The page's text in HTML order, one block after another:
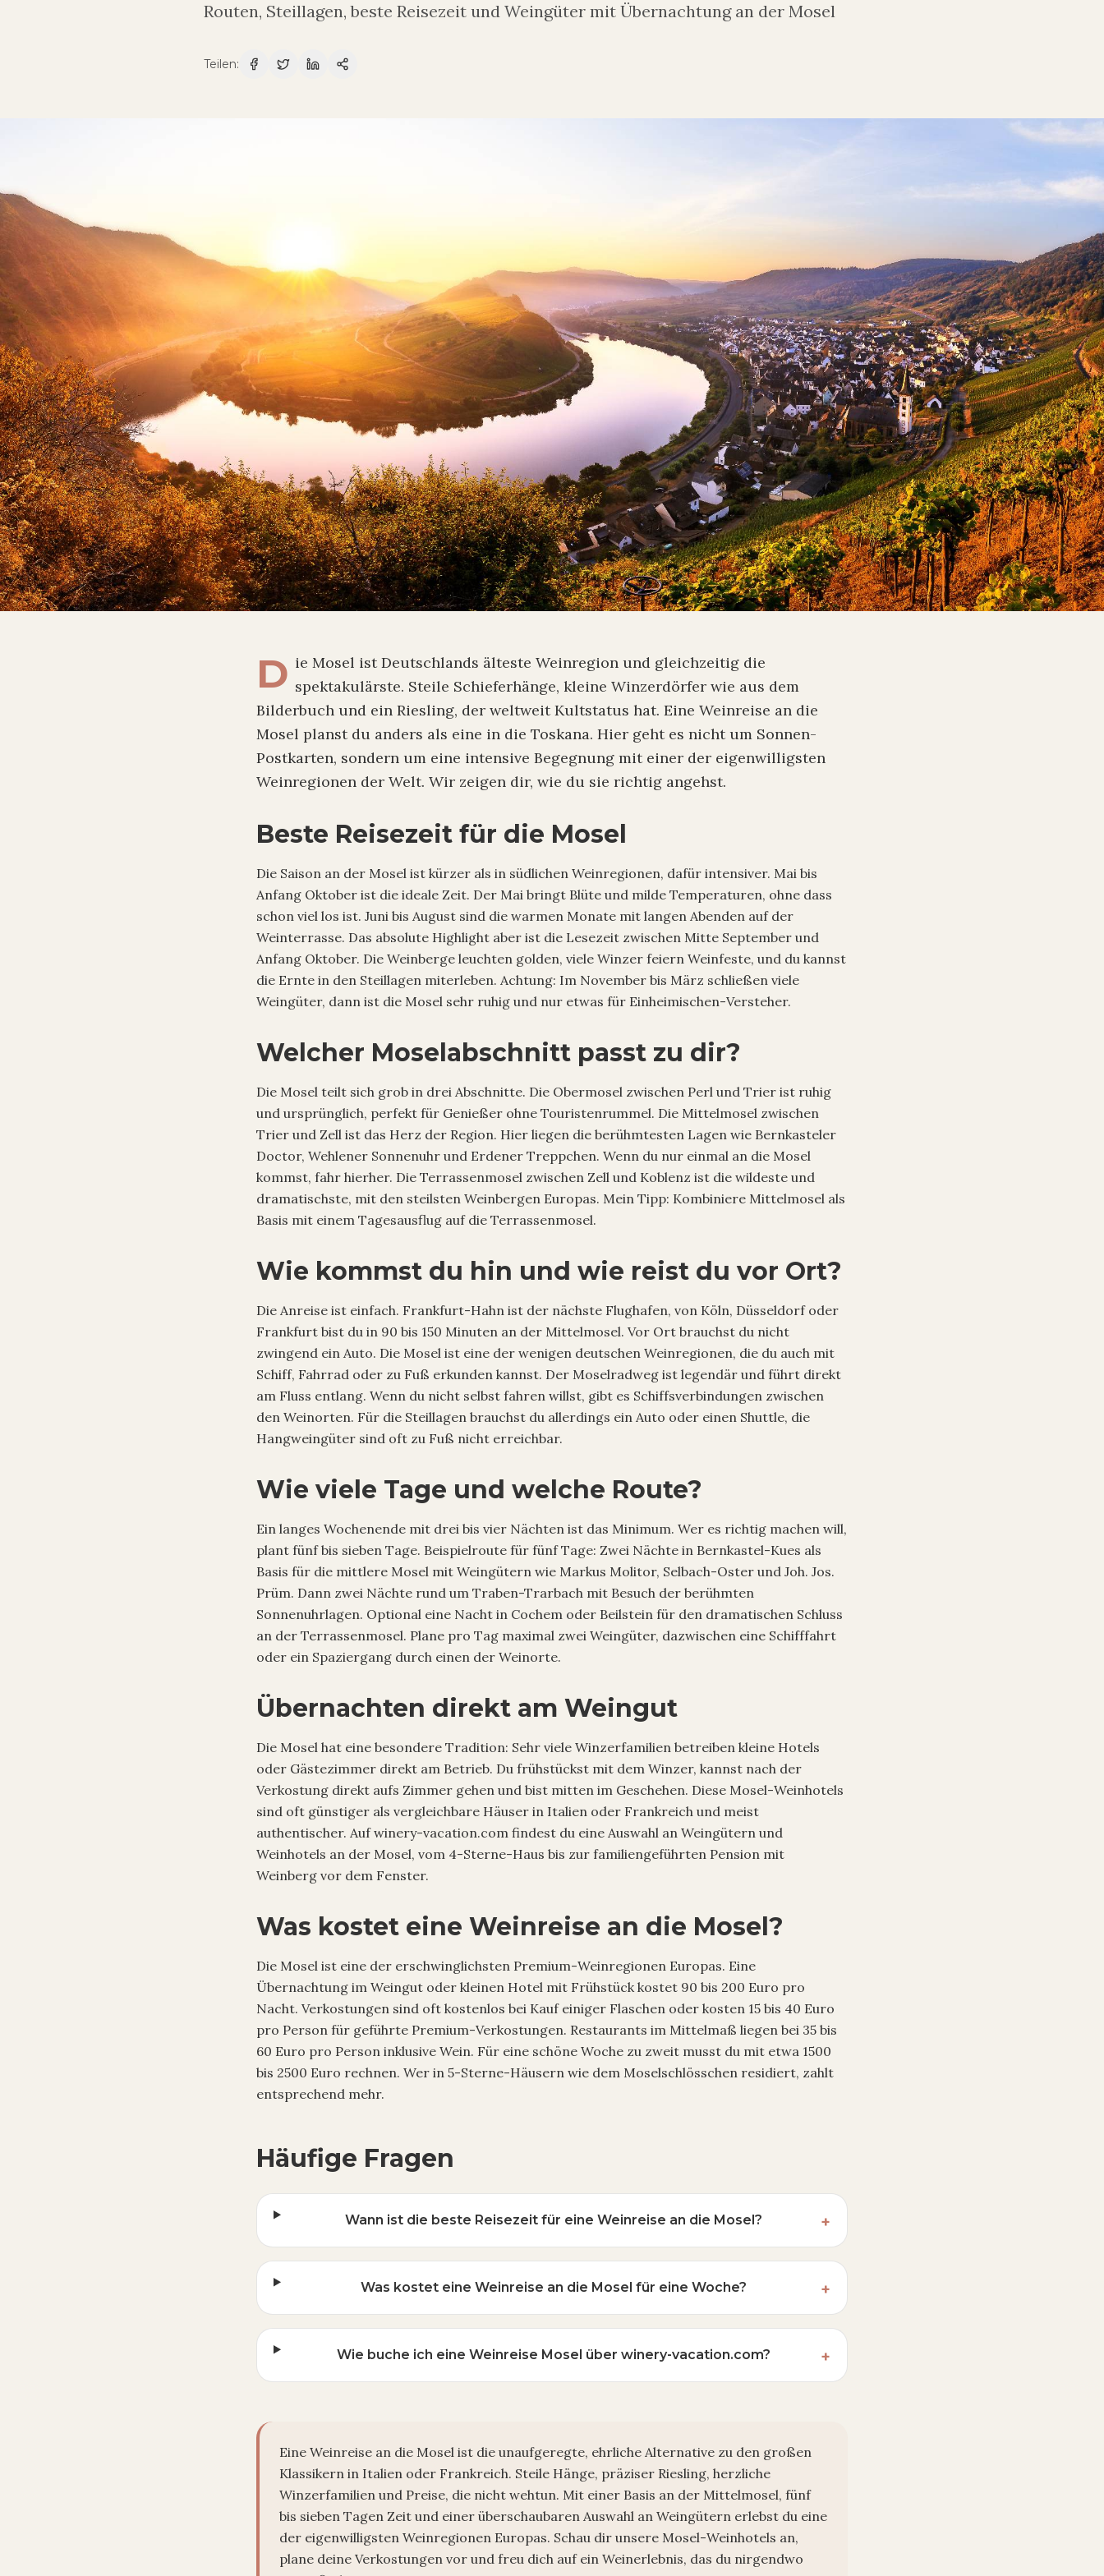
Routen, Steillagen, beste Reisezeit und Weingüter mit Übernachtung an der Mosel
Teilen:
D ie Mosel ist Deutschlands älteste Weinregion und gleichzeitig die
spektakulärste. Steile Schieferhänge, kleine Winzerdörfer wie aus dem
Bilderbuch und ein Riesling, der weltweit Kultstatus hat. Eine Weinreise an die
Mosel planst du anders als eine in die Toskana. Hier geht es nicht um Sonnen-
Postkarten, sondern um eine intensive Begegnung mit einer der eigenwilligsten
Weinregionen der Welt. Wir zeigen dir, wie du sie richtig angehst.
Beste Reisezeit für die Mosel
Die Saison an der Mosel ist kürzer als in südlichen Weinregionen, dafür intensiver. Mai bis
Anfang Oktober ist die ideale Zeit. Der Mai bringt Blüte und milde Temperaturen, ohne dass
schon viel los ist. Juni bis August sind die warmen Monate mit langen Abenden auf der
Weinterrasse. Das absolute Highlight aber ist die Lesezeit zwischen Mitte September und
Anfang Oktober. Die Weinberge leuchten golden, viele Winzer feiern Weinfeste, und du kannst
die Ernte in den Steillagen miterleben. Achtung: Im November bis März schließen viele
Weingüter, dann ist die Mosel sehr ruhig und nur etwas für Einheimischen-Versteher.
Welcher Moselabschnitt passt zu dir?
Die Mosel teilt sich grob in drei Abschnitte. Die Obermosel zwischen Perl und Trier ist ruhig
und ursprünglich, perfekt für Genießer ohne Touristenrummel. Die Mittelmosel zwischen
Trier und Zell ist das Herz der Region. Hier liegen die berühmtesten Lagen wie Bernkasteler
Doctor, Wehlener Sonnenuhr und Erdener Treppchen. Wenn du nur einmal an die Mosel
kommst, fahr hierher. Die Terrassenmosel zwischen Zell und Koblenz ist die wildeste und
dramatischste, mit den steilsten Weinbergen Europas. Mein Tipp: Kombiniere Mittelmosel als
Basis mit einem Tagesausflug auf die Terrassenmosel.
Wie kommst du hin und wie reist du vor Ort?
Die Anreise ist einfach. Frankfurt-Hahn ist der nächste Flughafen, von Köln, Düsseldorf oder
Frankfurt bist du in 90 bis 150 Minuten an der Mittelmosel. Vor Ort brauchst du nicht
zwingend ein Auto. Die Mosel ist eine der wenigen deutschen Weinregionen, die du auch mit
Schiff, Fahrrad oder zu Fuß erkunden kannst. Der Moselradweg ist legendär und führt direkt
am Fluss entlang. Wenn du nicht selbst fahren willst, gibt es Schiffsverbindungen zwischen
den Weinorten. Für die Steillagen brauchst du allerdings ein Auto oder einen Shuttle, die
Hangweingüter sind oft zu Fuß nicht erreichbar.
Wie viele Tage und welche Route?
Ein langes Wochenende mit drei bis vier Nächten ist das Minimum. Wer es richtig machen will,
plant fünf bis sieben Tage. Beispielroute für fünf Tage: Zwei Nächte in Bernkastel-Kues als
Basis für die mittlere Mosel mit Weingütern wie Markus Molitor, Selbach-Oster und Joh. Jos.
Prüm. Dann zwei Nächte rund um Traben-Trarbach mit Besuch der berühmten
Sonnenuhrlagen. Optional eine Nacht in Cochem oder Beilstein für den dramatischen Schluss
an der Terrassenmosel. Plane pro Tag maximal zwei Weingüter, dazwischen eine Schifffahrt
oder ein Spaziergang durch einen der Weinorte.
Übernachten direkt am Weingut
Die Mosel hat eine besondere Tradition: Sehr viele Winzerfamilien betreiben kleine Hotels
oder Gästezimmer direkt am Betrieb. Du frühstückst mit dem Winzer, kannst nach der
Verkostung direkt aufs Zimmer gehen und bist mitten im Geschehen. Diese Mosel-Weinhotels
sind oft günstiger als vergleichbare Häuser in Italien oder Frankreich und meist
authentischer. Auf winery-vacation.com findest du eine Auswahl an Weingütern und
Weinhotels an der Mosel, vom 4-Sterne-Haus bis zur familiengeführten Pension mit
Weinberg vor dem Fenster.
Was kostet eine Weinreise an die Mosel?
Die Mosel ist eine der erschwinglichsten Premium-Weinregionen Europas. Eine
Übernachtung im Weingut oder kleinen Hotel mit Frühstück kostet 90 bis 200 Euro pro
Nacht. Verkostungen sind oft kostenlos bei Kauf einiger Flaschen oder kosten 15 bis 40 Euro
pro Person für geführte Premium-Verkostungen. Restaurants im Mittelmaß liegen bei 35 bis
60 Euro pro Person inklusive Wein. Für eine schöne Woche zu zweit musst du mit etwa 1500
bis 2500 Euro rechnen. Wer in 5-Sterne-Häusern wie dem Moselschlösschen residiert, zahlt
entsprechend mehr.
Häufige Fragen
Wann ist die beste Reisezeit für eine Weinreise an die Mosel? +
Was kostet eine Weinreise an die Mosel für eine Woche? +
Wie buche ich eine Weinreise Mosel über winery-vacation.com? +
Eine Weinreise an die Mosel ist die unaufgeregte, ehrliche Alternative zu den großen
Klassikern in Italien oder Frankreich. Steile Hänge, präziser Riesling, herzliche
Winzerfamilien und Preise, die nicht wehtun. Mit einer Basis an der Mittelmosel, fünf
bis sieben Tagen Zeit und einer überschaubaren Auswahl an Weingütern erlebst du eine
der eigenwilligsten Weinregionen Europas. Schau dir unsere Mosel-Weinhotels an,
plane deine Verkostungen vor und freu dich auf ein Weinerlebnis, das du nirgendwo